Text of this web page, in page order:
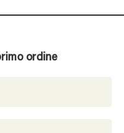
ordine